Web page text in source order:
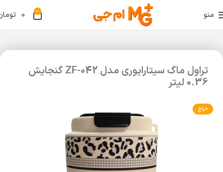
منو 0
0
تراول ماگ سیتارایوری مدل ZF-042 گنجایش
0.36 لیتر
حراج